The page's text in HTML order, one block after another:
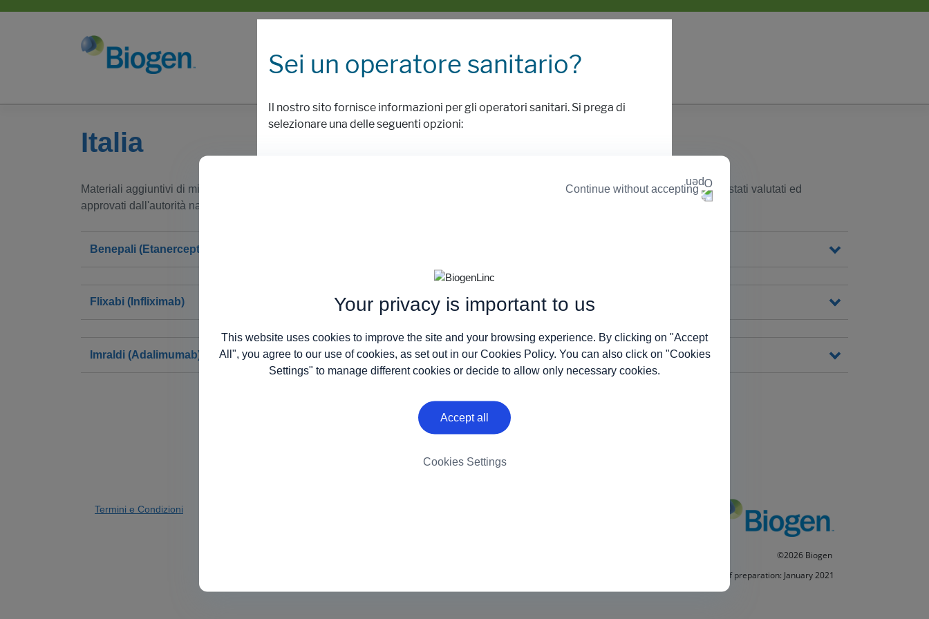
Your privacy is important to us
This website uses cookies to improve the site and your browsing experience. By clicking on "Accept
All", you agree to our use of cookies, as set out in our Cookies Policy. You can also click on "Cookies
Settings" to manage different cookies or decide to allow only necessary cookies.
Accept all
Cookies Settings
Continue without accepting
Italia
Materiali aggiuntivi di minimizzazione del rischio per minimizzare il potenziale rischio associato all'uso di medicinali. I materiali sono stati valutati ed
approvati dall'autorità nazionale competente in accordo ai requisiti previsti per l'autorizzazione.
Benepali (Etanercept)
Flixabi (Infliximab)
Imraldi (Adalimumab)
Termini e Condizioni
©2026 Biogen
Date of preparation: January 2021
Sei un operatore sanitario?
Il nostro sito fornisce informazioni per gli operatori sanitari. Si prega di
selezionare una delle seguenti opzioni:
stabilito in UE